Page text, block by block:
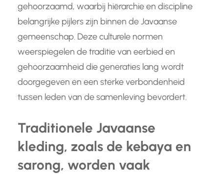
gehoorzaamd, waarbij hiërarchie en discipline
belangrijke pijlers zijn binnen de Javaanse
gemeenschap. Deze culturele normen
weerspiegelen de traditie van eerbied en
gehoorzaamheid die generaties lang wordt
doorgegeven en een sterke verbondenheid
tussen leden van de samenleving bevordert.
Traditionele Javaanse
kleding, zoals de kebaya en
sarong, worden vaak